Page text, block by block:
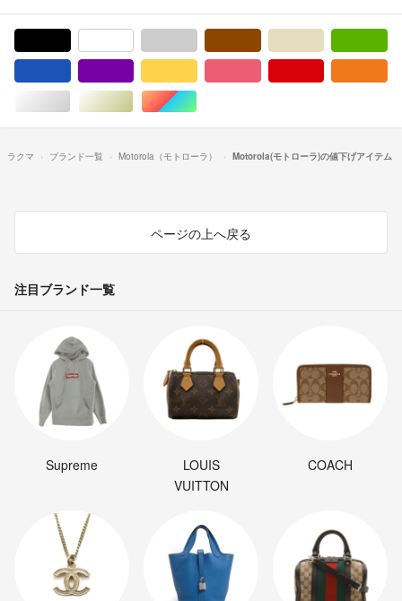
シルバー/銀色系ゴールド/金色系マルチカラー
ラクマ ブランド一覧 Motorola（モトローラ） Motorola(モトローラ)の値下げアイテム
ページの上へ戻る
注目ブランド一覧
Supreme
LOUIS
VUITTON
COACH